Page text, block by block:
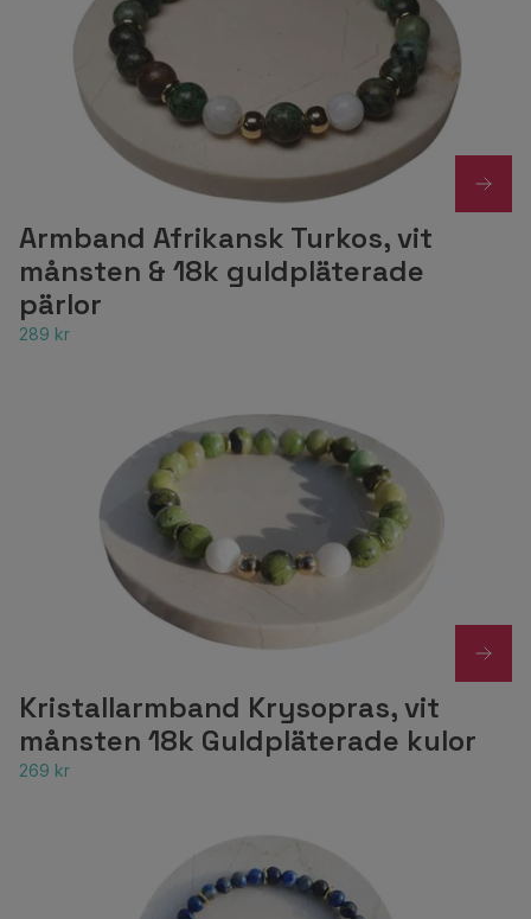
Armband Afrikansk Turkos, vit
månsten & 18k guldpläterade
pärlor
289 kr
Kristallarmband Krysopras, vit
månsten 18k Guldpläterade kulor
269 kr